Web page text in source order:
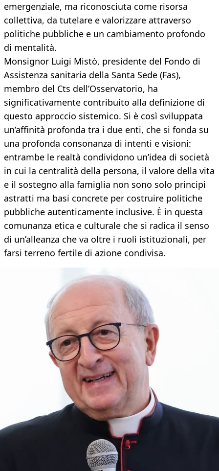
emergenziale, ma riconosciuta come risorsa
collettiva, da tutelare e valorizzare attraverso
politiche pubbliche e un cambiamento profondo
di mentalità.
Monsignor Luigi Mistò, presidente del Fondo di
Assistenza sanitaria della Santa Sede (Fas),
membro del Cts dell’Osservatorio, ha
significativamente contribuito alla definizione di
questo approccio sistemico. Si è così sviluppata
un’affinità profonda tra i due enti, che si fonda su
una profonda consonanza di intenti e visioni:
entrambe le realtà condividono un’idea di società
in cui la centralità della persona, il valore della vita
e il sostegno alla famiglia non sono solo principi
astratti ma basi concrete per costruire politiche
pubbliche autenticamente inclusive. È in questa
comunanza etica e culturale che si radica il senso
di un’alleanza che va oltre i ruoli istituzionali, per
farsi terreno fertile di azione condivisa.